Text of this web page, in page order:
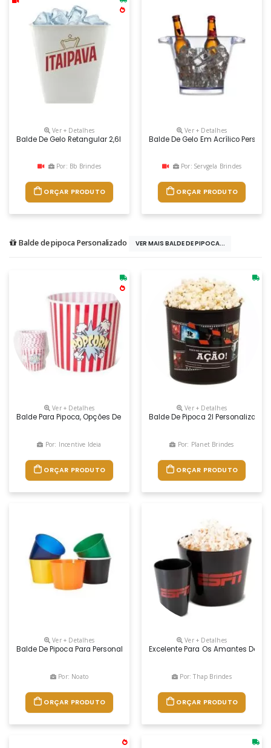
Ver + Detalhes
Balde De Gelo Retangular 2,6l Com Design Pratico E Moderno.
Por: Bb Brindes
ORÇAR PRODUTO
Ver + Detalhes
Balde De Gelo Em Acrílico
Por: Servgela Brindes
ORÇAR PRODUTO
Balde de pipoca Personalizado VER MAIS BALDE DE PIPOCA...
Ver + Detalhes
Balde Para Pipoca, Opções De Tamanho 1, 5 Litros - 2.5 Litros - 3. Litros
Por: Incentive Ideia
ORÇAR PRODUTO
Ver + Detalhes
Balde De Pipoca 2l Personalizado
Por: Planet Brindes
ORÇAR PRODUTO
Ver + Detalhes
Balde De Pipoca Para Personalizar A Logomarca Em Silkscreen Em
Por: Noato
ORÇAR PRODUTO
Ver + Detalhes
Excelente Para Os Amantes De
Por: Thap Brindes
ORÇAR PRODUTO